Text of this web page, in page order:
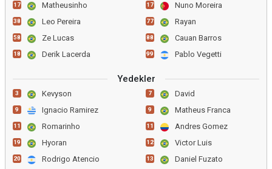
17 Matheusinho
38 Leo Pereira
58 Ze Lucas
18 Derik Lacerda
17 Nuno Moreira
77 Rayan
88 Cauan Barros
99 Pablo Vegetti
Yedekler
3 Kevyson
9 Ignacio Ramirez
11 Romarinho
19 Hyoran
20 Rodrigo Atencio
7 David
9 Matheus Franca
11 Andres Gomez
12 Victor Luis
13 Daniel Fuzato